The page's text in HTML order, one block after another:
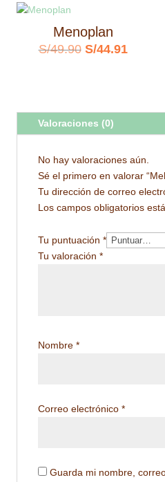
S/49.90.
Menoplan
S/49.90 El
era:
S/49.90.
S/44.91El
es:
S/
Valoraciones (0)
No hay valoraciones aún.
Sé el primero en valorar
Tu dirección de correo
Los campos obligatorios
Tu puntuación *
Tu valoración *
Nombre *
Correo electrónico *
Guarda mi nombre,